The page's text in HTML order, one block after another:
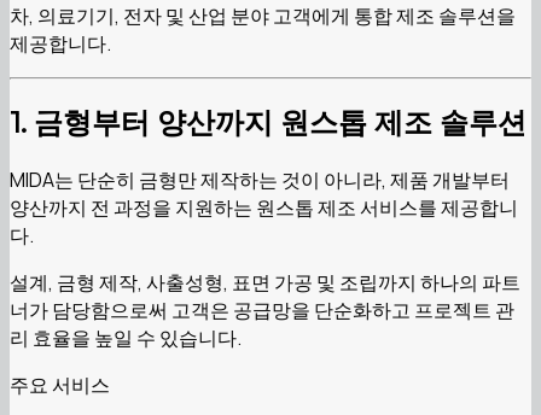
차, 의료기기, 전자 및 산업 분야 고객에게 통합 제조 솔루션을
제공합니다.
1. 금형부터 양산까지 원스톱 제조 솔루션
MIDA는 단순히 금형만 제작하는 것이 아니라, 제품 개발부터
양산까지 전 과정을 지원하는 원스톱 제조 서비스를 제공합니
다.
설계, 금형 제작, 사출성형, 표면 가공 및 조립까지 하나의 파트
너가 담당함으로써 고객은 공급망을 단순화하고 프로젝트 관
리 효율을 높일 수 있습니다.
주요 서비스